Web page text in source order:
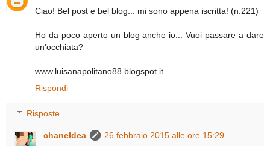
Ciao! Bel post e bel blog... mi sono appena iscritta! (n.221)
Ho da poco aperto un blog anche io... Vuoi passare a dare
un'occhiata?
www.luisanapolitano88.blogspot.it
Rispondi
Risposte
chaneldea
26 febbraio 2015 alle ore 15:29